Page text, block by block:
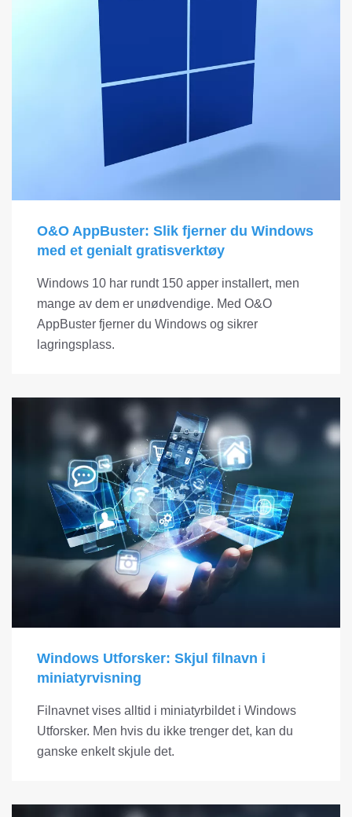
O&O AppBuster: Slik fjerner du Windows
med et genialt gratisverktøy
Windows 10 har rundt 150 apper installert, men
mange av dem er unødvendige. Med O&O
AppBuster fjerner du Windows og sikrer
lagringsplass.
Windows Utforsker: Skjul filnavn i
miniatyrvisning
Filnavnet vises alltid i miniatyrbildet i Windows
Utforsker. Men hvis du ikke trenger det, kan du
ganske enkelt skjule det.